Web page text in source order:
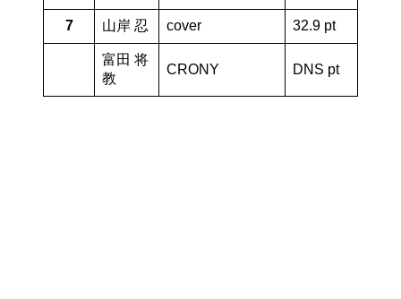
7 山岸 忍 cover 32.9 pt
富田 将
教
CRONY DNS pt